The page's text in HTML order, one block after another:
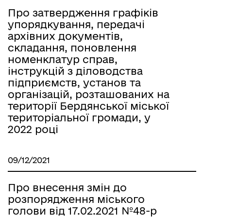
Про затвердження графіків
упорядкування, передачі
архівних документів,
складання, поновлення
номенклатур справ,
інструкцій з діловодства
підприємств, установ та
організацій, розташованих на
території Бердянської міської
територіальної громади, у
2022 році
09/12/2021
Про внесення змін до
розпорядження міського
голови від 17.02.2021 №48-р